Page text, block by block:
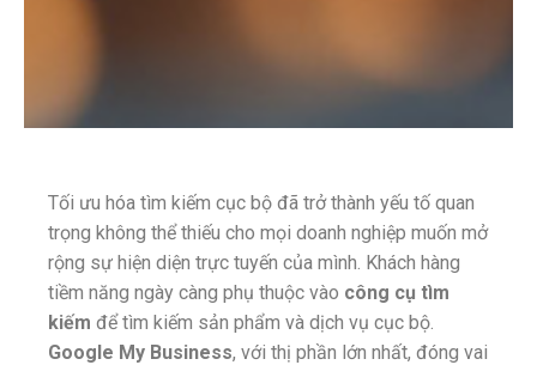
Tối ưu hóa tìm kiếm cục bộ đã trở thành yếu tố quan
trọng không thể thiếu cho mọi doanh nghiệp muốn mở
rộng sự hiện diện trực tuyến của mình. Khách hàng
tiềm năng ngày càng phụ thuộc vào công cụ tìm
kiếm để tìm kiếm sản phẩm và dịch vụ cục bộ.
Google My Business, với thị phần lớn nhất, đóng vai